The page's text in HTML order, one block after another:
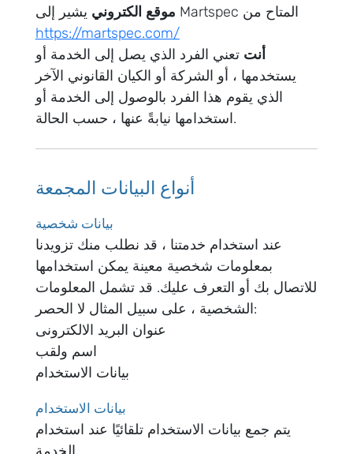
موقع الكتروني
يشير إلى Martspec المتاح من
https://martspec.com/
أنت تعني الفرد الذي يصل إلى الخدمة أو
يستخدمها ، أو الشركة أو الكيان القانوني الآخر
الذي يقوم هذا الفرد بالوصول إلى الخدمة أو
استخدامها نيابةً عنها ، حسب الحالة.
أنواع البيانات المجمعة
بيانات شخصية
عند استخدام خدمتنا ، قد نطلب منك تزويدنا
بمعلومات شخصية معينة يمكن استخدامها
للاتصال بك أو التعرف عليك. قد تشمل المعلومات
الشخصية ، على سبيل المثال لا الحصر:
عنوان البريد الالكترونى
اسم ولقب
بيانات الاستخدام
بيانات الاستخدام
يتم جمع بيانات الاستخدام تلقائيًا عند استخدام